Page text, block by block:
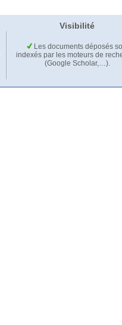
Visibilité
Les documents déposés
indexés par les moteurs de
(Google Scholar,…).